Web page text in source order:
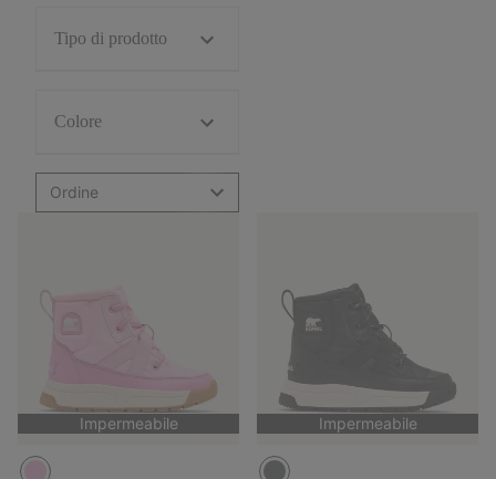
Tipo di prodotto
Colore
Ordine
Impermeabile Impermeabile